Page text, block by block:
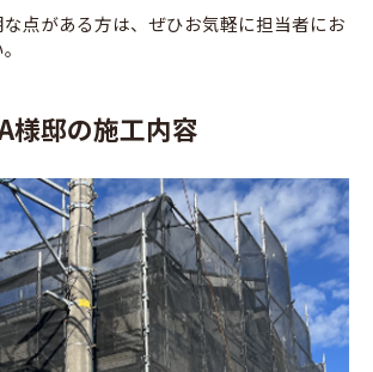
点がある方は、ぜひお気軽に担当者にお
様邸の施工内容